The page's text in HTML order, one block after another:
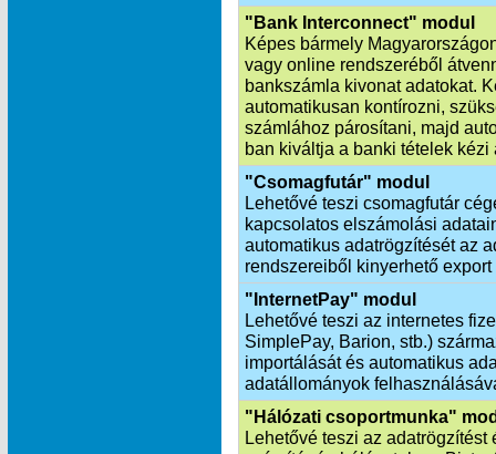
"Bank Interconnect" modul
Képes bármely
vagy online rendszeréből
bankszámla kivonat adatokat.
automatikusan kontírozni,
számlához párosítani, majd
ban kiváltja a banki tételek kézi
"Csomagfutár" modul
Lehetővé teszi csomagfutár
kapcsolatos elszámolási
automatikus adatrögzítését az
rendszereiből kinyerhető
"InternetPay" modul
Lehetővé teszi az internetes
SimplePay, Barion, stb.)
importálását és automatikus
adatállományok
"Hálózati csoportmunka"
Lehetővé teszi az